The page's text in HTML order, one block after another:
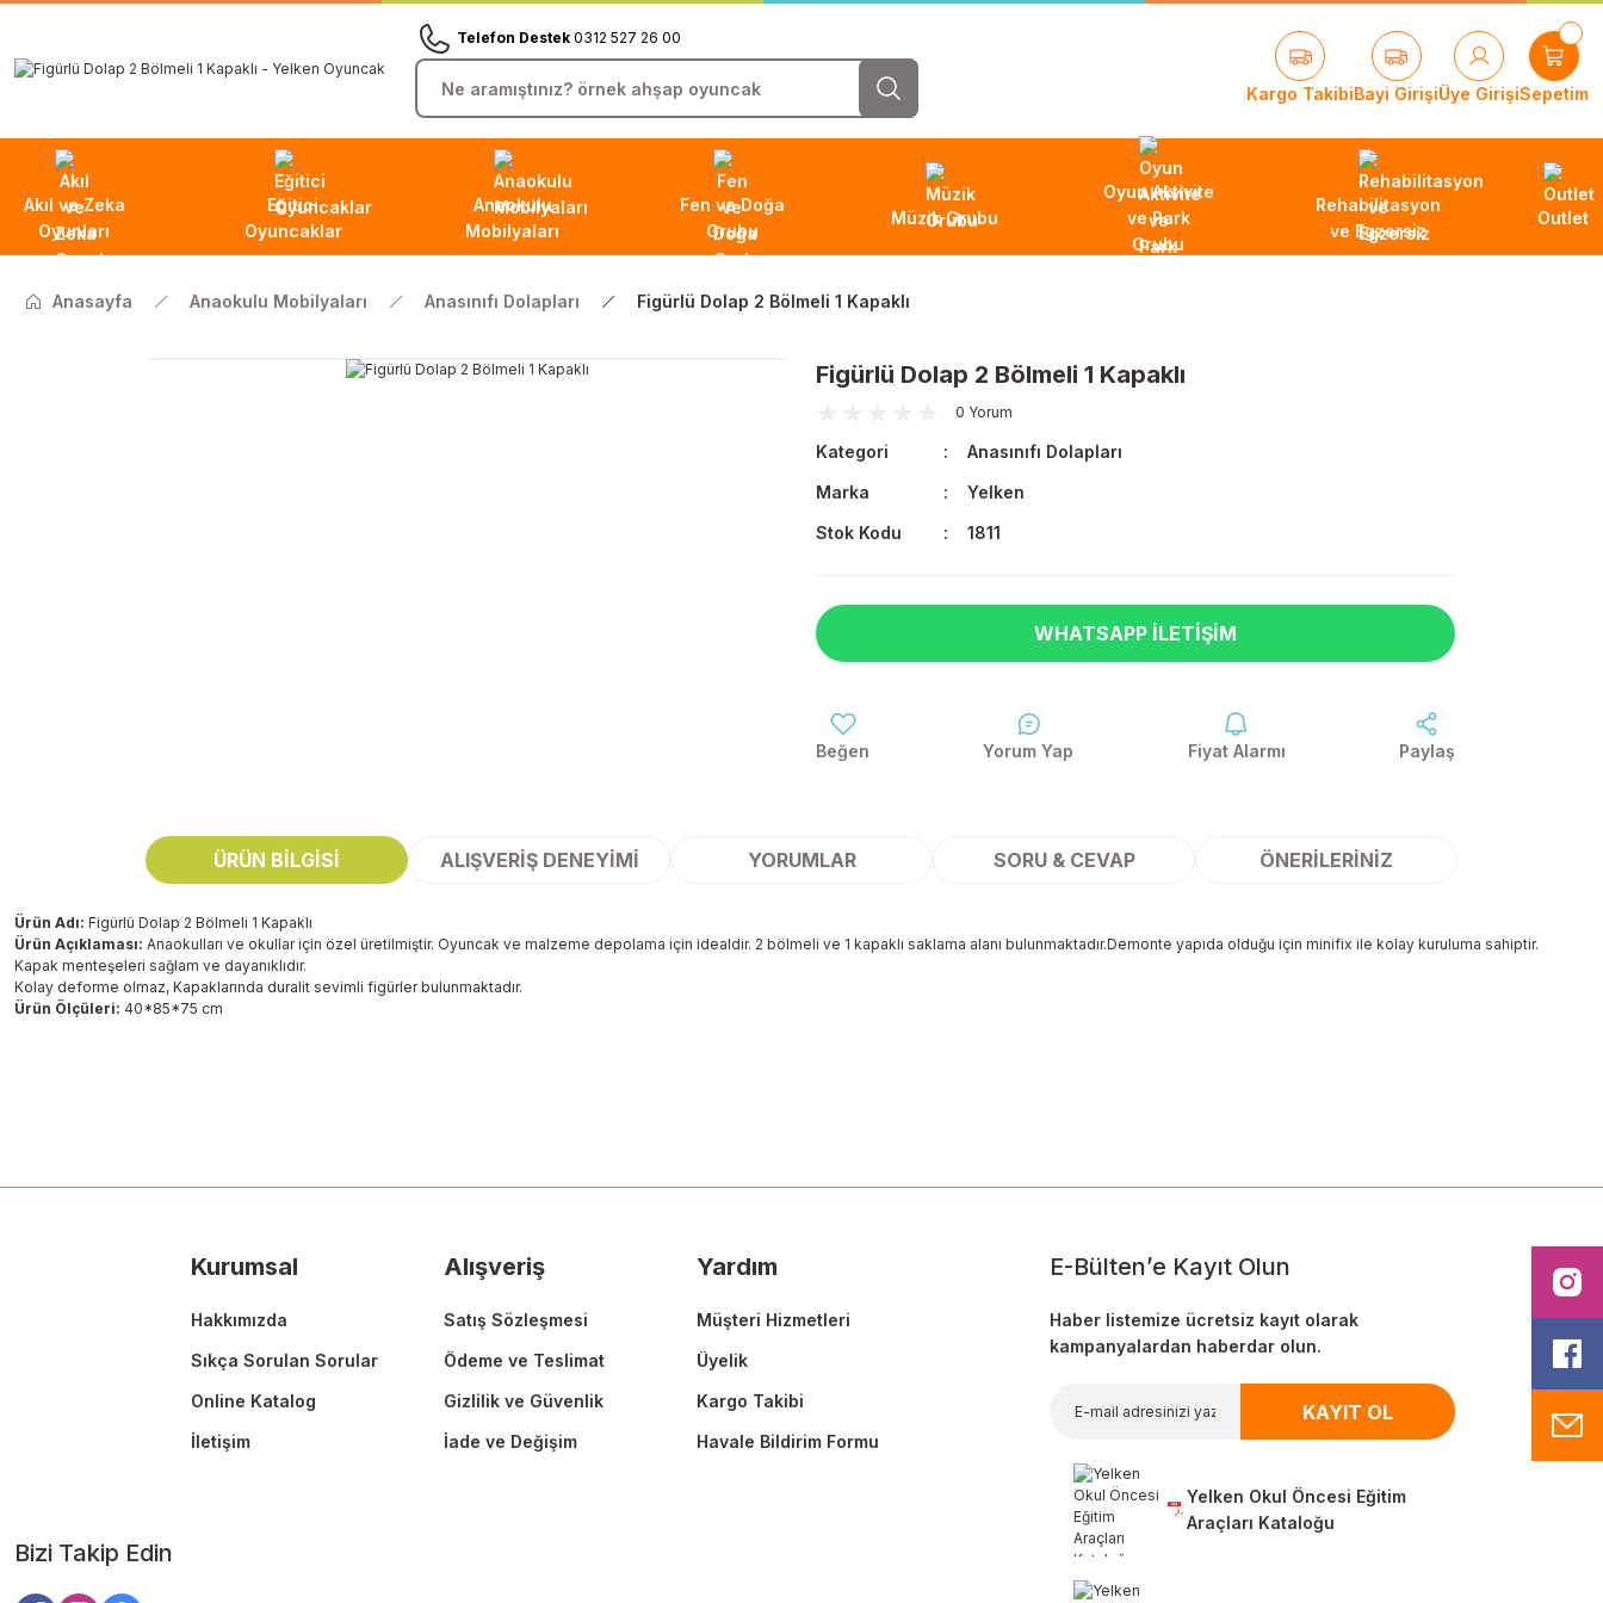
Telefon Destek 0312 527 26 00
Kargo TakibiBayi GirişiÜye GirişiSepetim
Akıl ve Zeka
Oyunları
Eğitici
Oyuncaklar
Anaokulu
Mobilyaları
Fen ve Doğa
Grubu
Müzik Grubu
Oyun Aktivite
ve Park
Grubu
Rehabilitasyon
ve Egzersiz
Outlet
Anasayfa Anaokulu Mobilyaları Anasınıfı Dolapları Figürlü Dolap 2 Bölmeli 1 Kapaklı
Figürlü Dolap 2 Bölmeli 1 Kapaklı
0 Yorum
Kategori
Anasınıfı Dolapları
Marka
Yelken
Stok Kodu
1811
WHATSAPP İLETIŞIM
Yorum Yap Fiyat Alarmı Paylaş
ÜRÜN BILGISI ALIŞVERIŞ DENEYIMI YORUMLAR SORU & CEVAP ÖNERILERINIZ
Ürün Adı: Figürlü Dolap 2 Bölmeli 1 Kapaklı
Ürün Açıklaması: Anaokulları ve okullar için özel üretilmiştir. Oyuncak ve malzeme depolama için idealdir. 2 bölmeli ve 1 kapaklı saklama alanı bulunmaktadır.Demonte yapıda olduğu için minifix ile kolay kuruluma sahiptir.
Kapak menteşeleri sağlam ve dayanıklıdır.
Kolay deforme olmaz, Kapaklarında duralit sevimli figürler bulunmaktadır.
Ürün Ölçüleri: 40*85*75 cm
Bu ürüne benzer farklı alternatifler olmalı.
Gönder
Kurumsal
Hakkımızda
Sıkça Sorulan Sorular
Online Katalog
İletişim
Alışveriş
Satış Sözleşmesi
Ödeme ve Teslimat
Gizlilik ve Güvenlik
İade ve Değişim
Yardım
Müşteri Hizmetleri
Üyelik
Kargo Takibi
Havale Bildirim Formu
Bizi Takip Edin
E-Bülten’e Kayıt Olun
Haber listemize ücretsiz kayıt olarak
kampanyalardan haberdar olun.
KAYIT OL
Yelken Okul Öncesi Eğitim
Araçları Kataloğu